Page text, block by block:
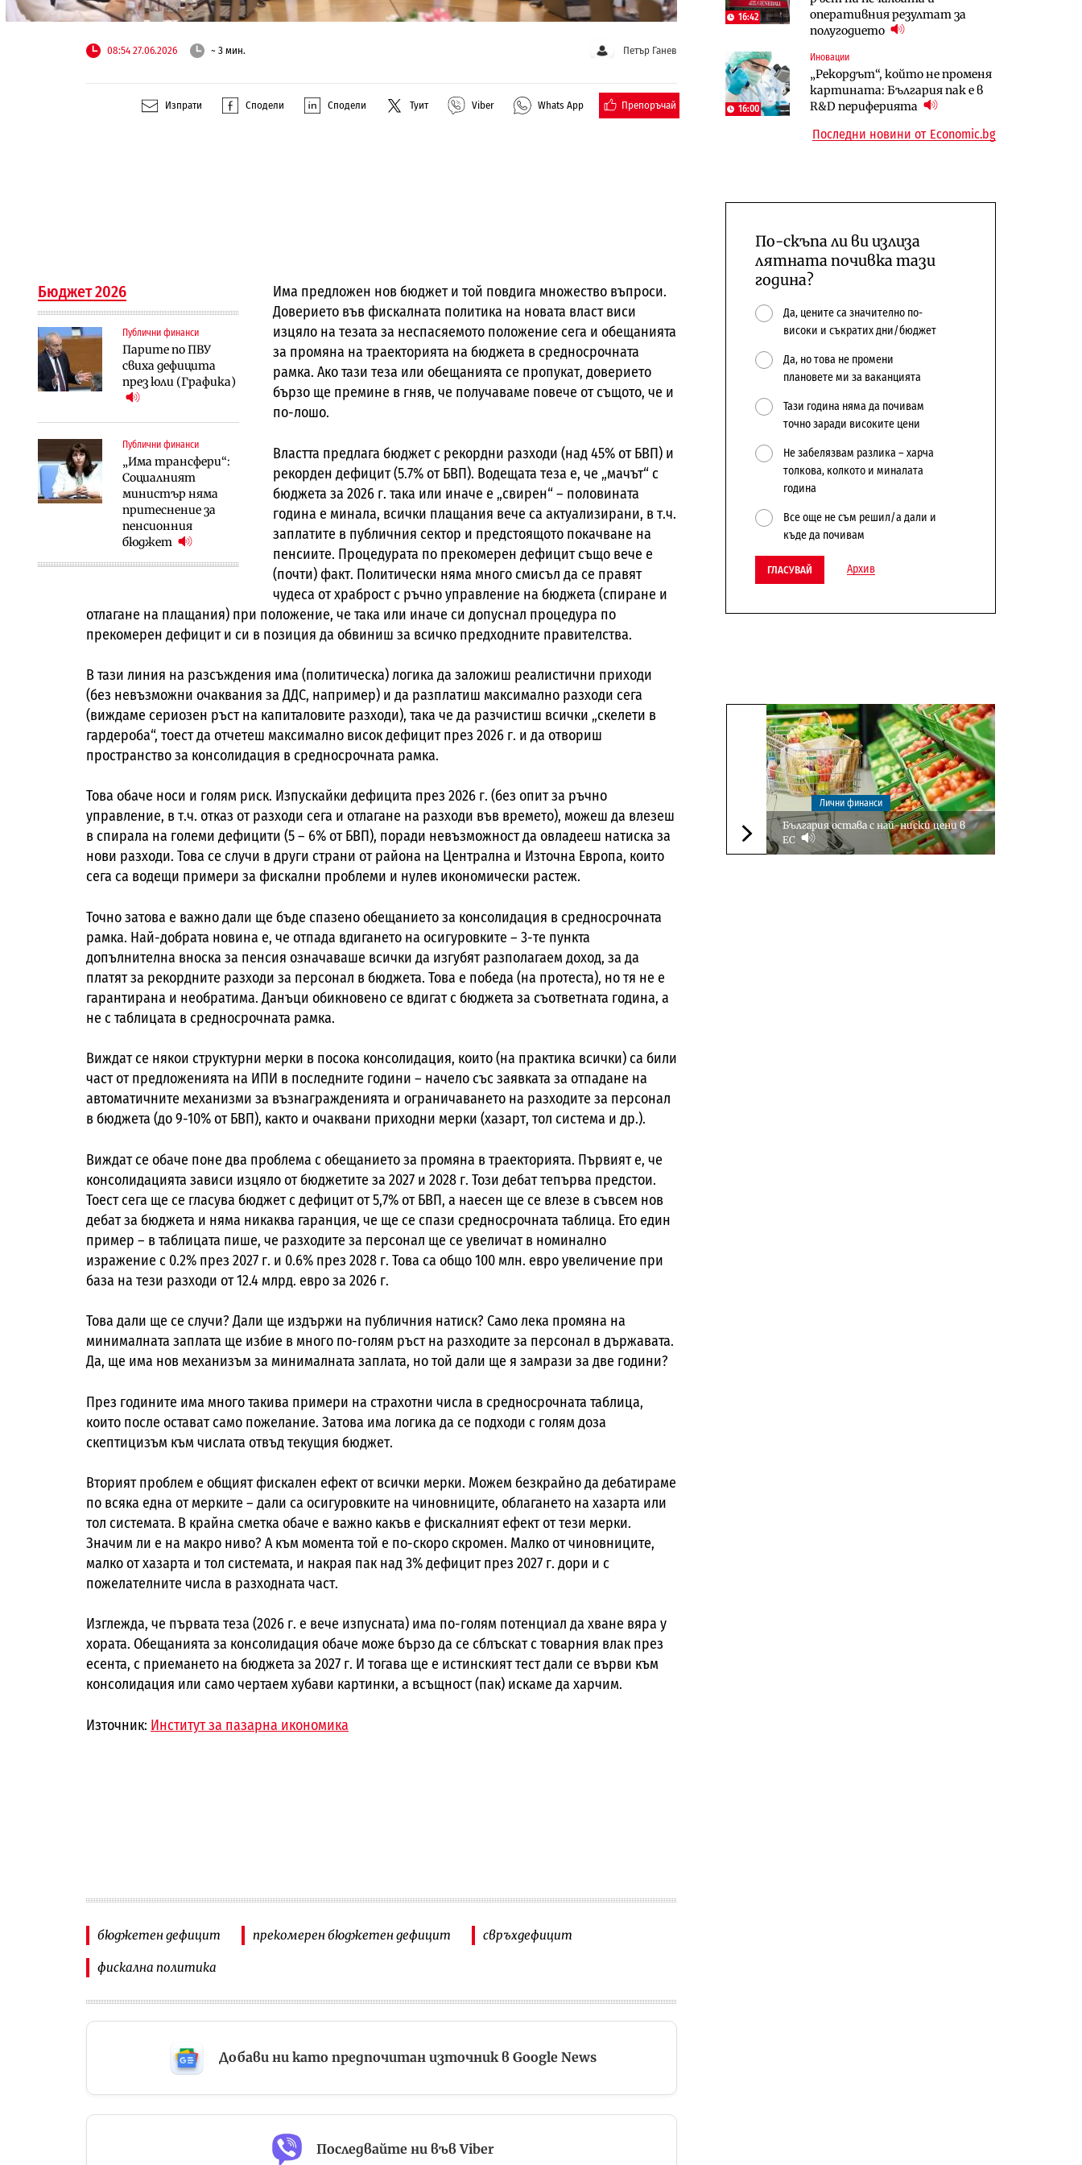
08:54 27.06.2026 ~ 3 мин. Петър Ганев
Изпрати Сподели Сподели Туит Viber Whats App Препоръчай
Бюджет 2026
Публични финанси
Парите по ПВУ
свиха дефицита
през юли (Графика)
Публични финанси
„Има трансфери“:
Социалният
министър няма
притеснение за
пенсионния
бюджет
Има предложен нов бюджет и той повдига множество въпроси.
Доверието във фискалната политика на новата власт виси
изцяло на тезата за неспасяемото положение сега и обещанията
за промяна на траекторията на бюджета в средносрочната
рамка. Ако тази теза или обещанията се пропукат, доверието
бързо ще премине в гняв, че получаваме повече от същото, че и
по-лошо.
Властта предлага бюджет с рекордни разходи (над 45% от БВП) и
рекорден дефицит (5.7% от БВП). Водещата теза е, че „мачът“ с
бюджета за 2026 г. така или иначе е „свирен“ – половината
година е минала, всички плащания вече са актуализирани, в т.ч.
заплатите в публичния сектор и предстоящото покачване на
пенсиите. Процедурата по прекомерен дефицит също вече е
(почти) факт. Политически няма много смисъл да се правят
чудеса от храброст с ръчно управление на бюджета (спиране и
отлагане на плащания) при положение, че така или иначе си допуснал процедура по
прекомерен дефицит и си в позиция да обвиниш за всичко предходните правителства.
В тази линия на разсъждения има (политическа) логика да заложиш реалистични приходи
(без невъзможни очаквания за ДДС, например) и да разплатиш максимално разходи сега
(виждаме сериозен ръст на капиталовите разходи), така че да разчистиш всички „скелети в
гардероба“, тоест да отчетеш максимално висок дефицит през 2026 г. и да отвориш
пространство за консолидация в средносрочната рамка.
Това обаче носи и голям риск. Изпускайки дефицита през 2026 г. (без опит за ръчно
управление, в т.ч. отказ от разходи сега и отлагане на разходи във времето), можеш да влезеш
в спирала на големи дефицити (5 – 6% от БВП), поради невъзможност да овладееш натиска за
нови разходи. Това се случи в други страни от района на Централна и Източна Европа, които
сега са водещи примери за фискални проблеми и нулев икономически растеж.
Точно затова е важно дали ще бъде спазено обещанието за консолидация в средносрочната
рамка. Най-добрата новина е, че отпада вдигането на осигуровките – 3-те пункта
допълнителна вноска за пенсия означаваше всички да изгубят разполагаем доход, за да
платят за рекордните разходи за персонал в бюджета. Това е победа (на протеста), но тя не е
гарантирана и необратима. Данъци обикновено се вдигат с бюджета за съответната година, а
не с таблицата в средносрочната рамка.
Виждат се някои структурни мерки в посока консолидация, които (на практика всички) са били
част от предложенията на ИПИ в последните години – начело със заявката за отпадане на
автоматичните механизми за възнагражденията и ограничаването на разходите за персонал
в бюджета (до 9-10% от БВП), както и очаквани приходни мерки (хазарт, тол система и др.).
Виждат се обаче поне два проблема с обещанието за промяна в траекторията. Първият е, че
консолидацията зависи изцяло от бюджетите за 2027 и 2028 г. Този дебат тепърва предстои.
Тоест сега ще се гласува бюджет с дефицит от 5,7% от БВП, а наесен ще се влезе в съвсем нов
дебат за бюджета и няма никаква гаранция, че ще се спази средносрочната таблица. Ето един
пример – в таблицата пише, че разходите за персонал ще се увеличат в номинално
изражение с 0.2% през 2027 г. и 0.6% през 2028 г. Това са общо 100 млн. евро увеличение при
база на тези разходи от 12.4 млрд. евро за 2026 г.
Това дали ще се случи? Дали ще издържи на публичния натиск? Само лека промяна на
минималната заплата ще избие в много по-голям ръст на разходите за персонал в държавата.
Да, ще има нов механизъм за минималната заплата, но той дали ще я замрази за две години?
През годините има много такива примери на страхотни числа в средносрочната таблица,
които после остават само пожелание. Затова има логика да се подходи с голям доза
скептицизъм към числата отвъд текущия бюджет.
Вторият проблем е общият фискален ефект от всички мерки. Можем безкрайно да дебатираме
по всяка една от мерките – дали са осигуровките на чиновниците, облагането на хазарта или
тол системата. В крайна сметка обаче е важно какъв е фискалният ефект от тези мерки.
Значим ли е на макро ниво? А към момента той е по-скоро скромен. Малко от чиновниците,
малко от хазарта и тол системата, и накрая пак над 3% дефицит през 2027 г. дори и с
пожелателните числа в разходната част.
Изглежда, че първата теза (2026 г. е вече изпусната) има по-голям потенциал да хване вяра у
хората. Обещанията за консолидация обаче може бързо да се сблъскат с товарния влак през
есента, с приемането на бюджета за 2027 г. И тогава ще е истинският тест дали се върви към
консолидация или само чертаем хубави картинки, а всъщност (пак) искаме да харчим.
Източник: Институт за пазарна икономика
бюджетен дефицит прекомерен бюджетен дефицит свръхдефицит
фискална политика
Добави ни като предпочитан източник в Google News
Последвайте ни във Viber
16:42
оперативния резултат за
полугодието
16:00
Иновации
„Рекордът“, който не променя
картината: България пак е в
R&D периферията
център в Доброславци
Трафикът толкова е намалял,
че големи медии обмислят да се
откажат напълно от Google
10:12
„Ендуросат“ ще строи огромен
космически и отбранителен
център в Доброславци
Последни новини от Economic.bg
По-скъпа ли ви излиза
лятната почивка тази
година?
Да, цените са значително по-
високи и съкратих дни/бюджет
Да, но това не промени
плановете ми за ваканцията
Тази година няма да почивам
точно заради високите цени
Не забелязвам разлика – харча
толкова, колкото и миналата
година
Все още не съм решил/а дали и
къде да почивам
ГЛАСУВАЙ Архив
Следваща новина
Лични финанси
България остава с най-ниски цени в
ЕС